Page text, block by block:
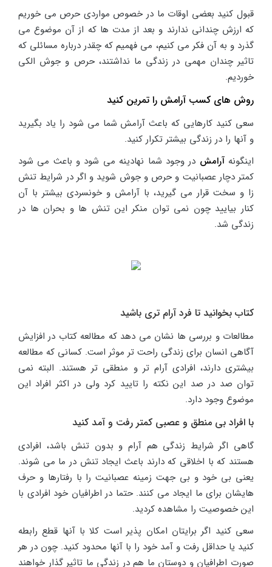
قبول کنید بعضی اوقات ما در خصوص مواردی حرص می خوریم
که ارزش چندانی ندارند و بعد از مدت ها که از آن موضوع می
گذرد و به آن فکر می کنیم، می فهمیم که چقدر درباره مسائلی که
تاثیر چندان مهمی در زندگی ما نداشتند، حرص و جوش الکی
خوردیم.
روش های کسب آرامش را تمرین کنید
سعی کنید کارهایی که باعث آرامش شما می شود را یاد بگیرید
و آنها را در زندگی بیشتر تکرار کنید.
اینگونه آرامش در وجود شما نهادینه می شود و باعث می شود
کمتر دچار عصبانیت و حرص و جوش شوید و اگر در شرایط تنش
زا و سخت قرار می گیرید، با آرامش و خونسردی بیشتر با آن
کنار بیایید چون نمی توان منکر این تنش ها و بحران ها در
زندگی شد.
کتاب بخوانید تا فرد آرام تری باشید
مطالعات و بررسی ها نشان می دهد که مطالعه کتاب در افزایش
آگاهی انسان برای زندگی راحت تر موثر است. کسانی که مطالعه
بیشتری دارند، افرادی آرام تر و منطقی تر هستند. البته نمی
توان صد در صد این نکته را تایید کرد ولی در اکثر افراد این
موضوع وجود دارد.
با افراد بی منطق و عصبی کمتر رفت و آمد کنید
گاهی اگر شرایط زندگی هم آرام و بدون تنش باشد، افرادی
هستند که با اخلاقی که دارند باعث ایجاد تنش در ما می شوند.
یعنی بی خود و بی جهت زمینه عصبانیت را با رفتارها و حرف
هایشان برای ما ایجاد می کنند. حتما در اطرافیان خود افرادی با
این خصوصیت را مشاهده کردید.
سعی کنید اگر برایتان امکان پذیر است کلا با آنها قطع رابطه
کنید یا حداقل رفت و آمد خود را با آنها محدود کنید. چون در هر
صورت اطرافیان و دوستان ما هم در زندگی ما تاثیر گذار خواهند